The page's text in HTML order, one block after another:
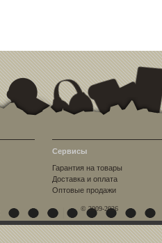
Сервисы
Гарантия на товары
Доставка и оплата
Оптовые продажи
© 2009-2026